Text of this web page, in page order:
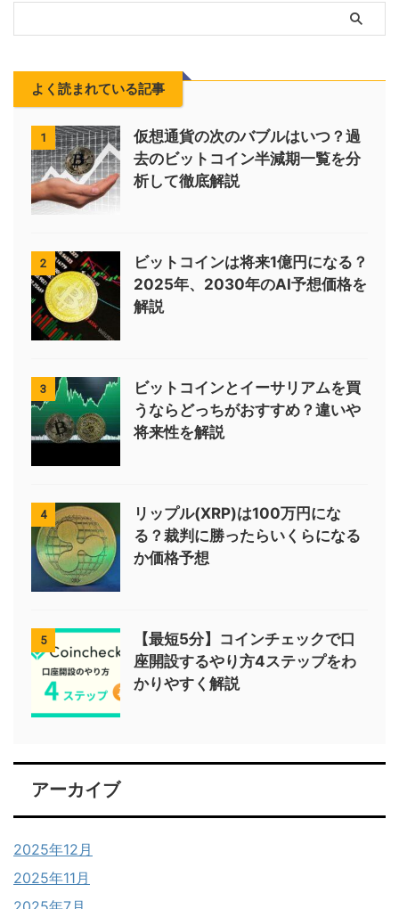
よく読まれている記事
1
仮想通貨の次のバブルはいつ？過
去のビットコイン半減期一覧を分
析して徹底解説
2
ビットコインは将来1億円になる？
2025年、2030年のAI予想価格を
解説
3
ビットコインとイーサリアムを買
うならどっちがおすすめ？違いや
将来性を解説
4
リップル(XRP)は100万円にな
る？裁判に勝ったらいくらになる
か価格予想
5
【最短5分】コインチェックで口
座開設するやり方4ステップをわ
かりやすく解説
アーカイブ
2025年12月
2025年11月